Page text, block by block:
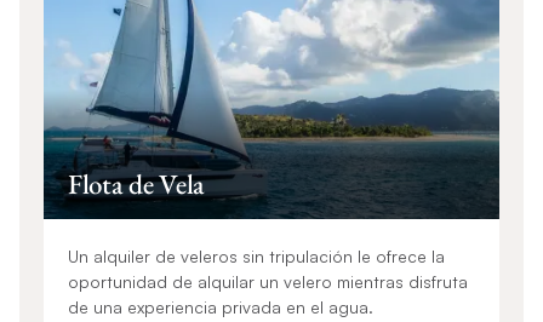
Flota de Vela
Un alquiler de veleros sin tripulación le ofrece la
oportunidad de alquilar un velero mientras disfruta
de una experiencia privada en el agua.